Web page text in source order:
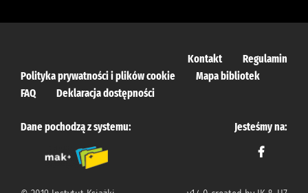
Kontakt
Regulamin
Polityka prywatności i plików cookie
Mapa bibliotek
FAQ
Deklaracja dostępności
Dane pochodzą z systemu: Jesteśmy na: